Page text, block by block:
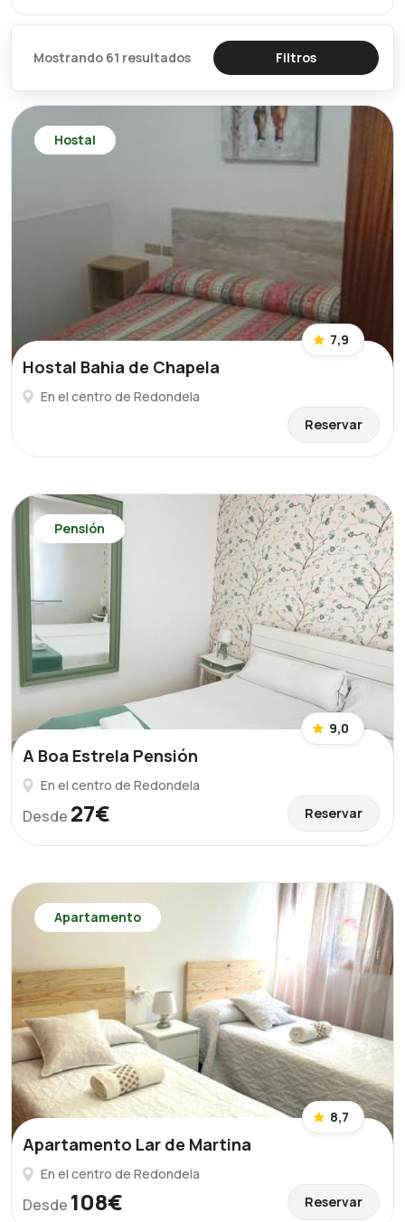
Mostrando 61 resultados Filtros
Hostal
7,9
Hostal Bahia de Chapela
En el centro de Redondela
Reservar
Pensión
9,0
A Boa Estrela Pensión
En el centro de Redondela
Desde 27€ Reservar
Apartamento
8,7
Apartamento Lar de Martina
En el centro de Redondela
Desde 108€ Reservar